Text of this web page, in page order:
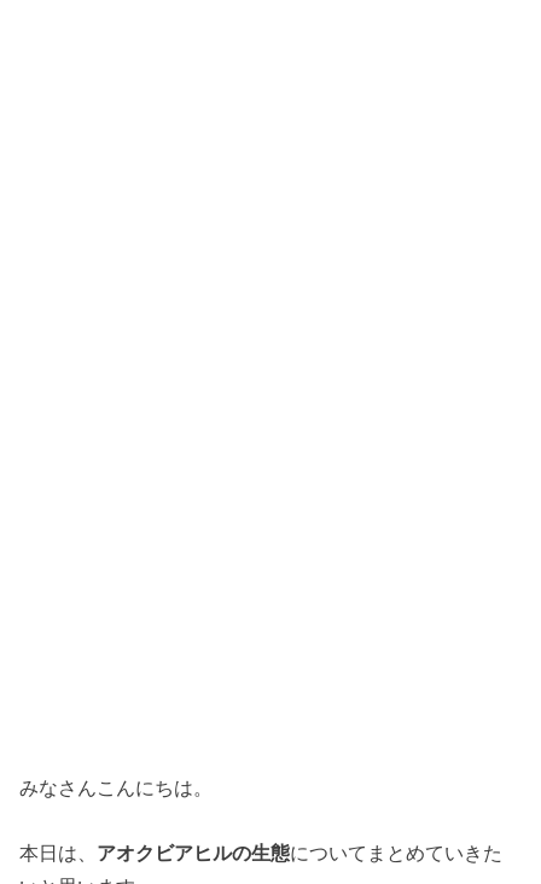
みなさんこんにちは。
本日は、 アオクビアヒルの生態についてまとめていきた